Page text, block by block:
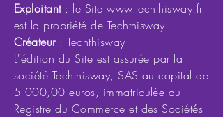
Exploitant: le Sitewww.techthisway.fr
est la propriété de Techthisway.
Créateur: Techthisway
L'édition du Site est assurée par la
société Techthisway, SAS au capital de
5 000,00 euros, immatriculée au
Registre du Commerce et des Sociétés